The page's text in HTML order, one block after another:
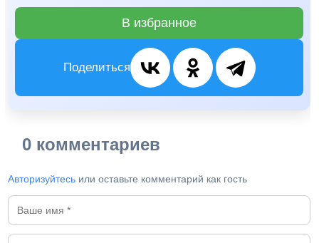
В избранное
Поделиться
0 комментариев
Авторизуйтесь или оставьте комментарий как гость